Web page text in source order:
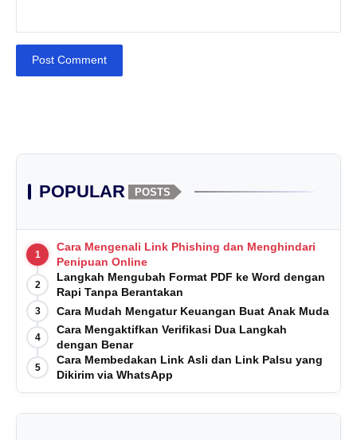
Post Comment
POPULAR POSTS
1
Cara Mengenali Link Phishing dan Menghindari
Penipuan Online
2
Langkah Mengubah Format PDF ke Word dengan
Rapi Tanpa Berantakan
3 Cara Mudah Mengatur Keuangan Buat Anak Muda
4
Cara Mengaktifkan Verifikasi Dua Langkah
dengan Benar
5
Cara Membedakan Link Asli dan Link Palsu yang
Dikirim via WhatsApp